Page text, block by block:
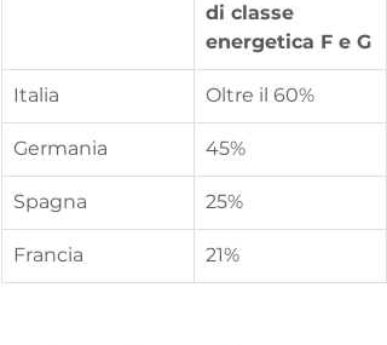
di classe
energetica F e G
Italia Oltre il 60%
Germania 45%
Spagna 25%
Francia 21%